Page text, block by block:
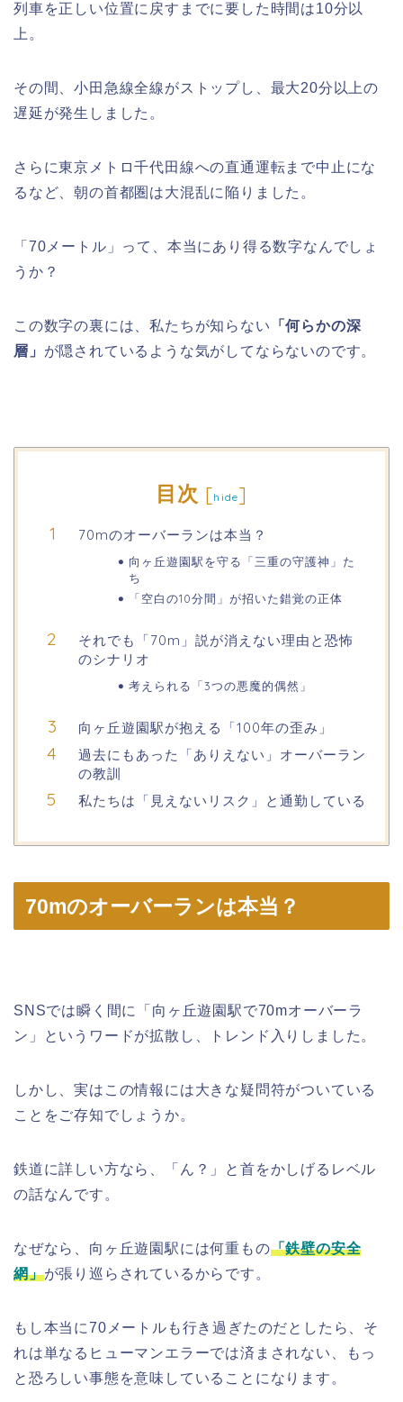
列車を正しい位置に戻すまでに要した時間は10分以
上。
その間、小田急線全線がストップし、最大20分以上の
遅延が発生しました。
さらに東京メトロ千代田線への直通運転まで中止にな
るなど、朝の首都圏は大混乱に陥りました。
「70メートル」って、本当にあり得る数字なんでしょ
うか？
この数字の裏には、私たちが知らない 「何らかの深
層」 が隠されているような気がしてならないのです。
目次 [hide]
70mのオーバーランは本当？
向ヶ丘遊園駅を守る「三重の守護神」た
ち
「空白の10分間」が招いた錯覚の正体
それでも「70m」説が消えない理由と恐怖
のシナリオ
考えられる「3つの悪魔的偶然」
向ヶ丘遊園駅が抱える「100年の歪み」
過去にもあった「ありえない」オーバーラン
の教訓
私たちは「見えないリスク」と通勤している
70mのオーバーランは本当？
SNSでは瞬く間に「向ヶ丘遊園駅で70mオーバーラ
ン」というワードが拡散し、トレンド入りしました。
しかし、実はこの情報には大きな疑問符がついている
ことをご存知でしょうか。
鉄道に詳しい方なら、「ん？」と首をかしげるレベル
の話なんです。
なぜなら、向ヶ丘遊園駅には何重もの「鉄壁の安全
網」が張り巡らされているからです。
もし本当に70メートルも行き過ぎたのだとしたら、そ
れは単なるヒューマンエラーでは済まされない、もっ
と恐ろしい事態を意味していることになります。